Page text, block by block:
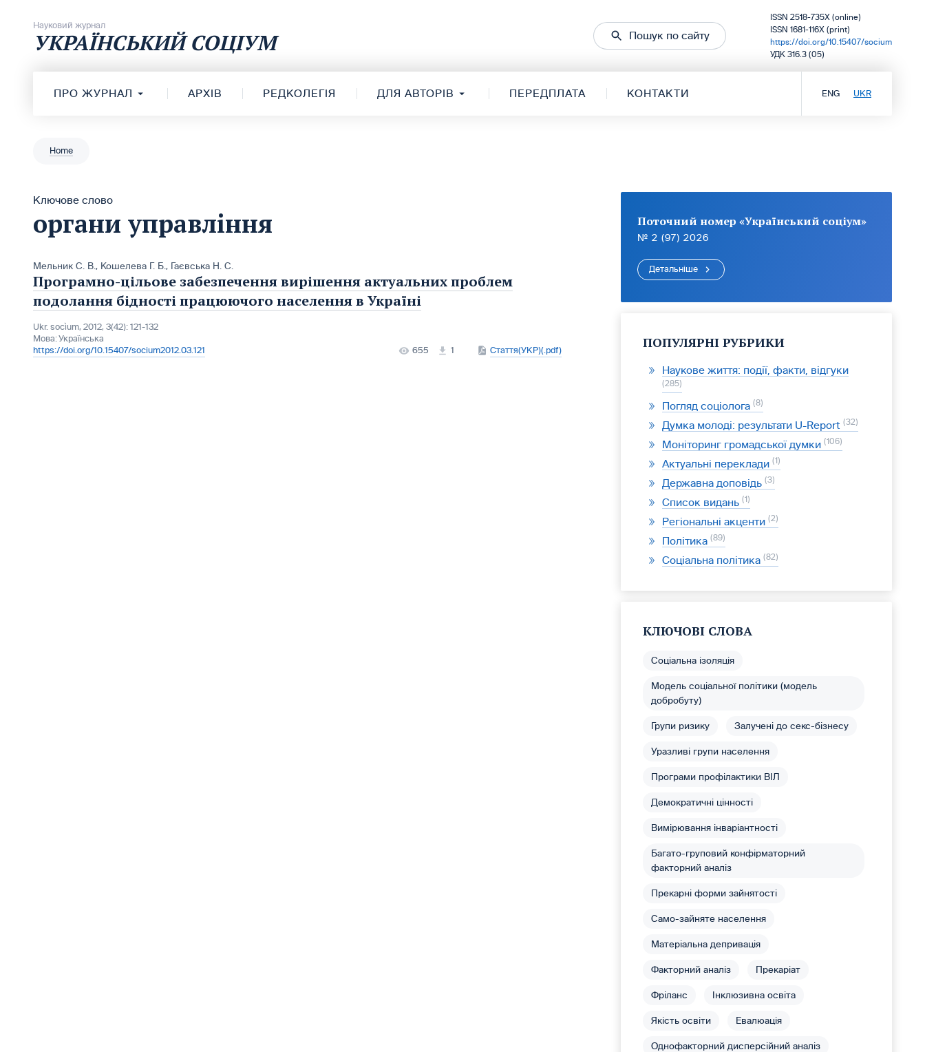
Науковий журнал
УКРАЇНСЬКИЙ СОЦІУМ Пошук по сайту
ISSN 2518-735X (online)
ISSN 1681-116X (print)
https://doi.org/10.15407/socium
УДК 316.3 (05)
ПРО ЖУРНАЛ АРХІВ РЕДКОЛЕГІЯ ДЛЯ АВТОРІВ ПЕРЕДПЛАТА КОНТАКТИ ENG UKR
Home
Ключове слово
органи управління
Мельник С. В., Кошелева Г. Б., Гаєвська Н. С.
Програмно-цільове забезпечення вирішення актуальних проблем
подолання бідності працюючого населення в Україні
Ukr. socìum, 2012, 3(42): 121-132
Мова:Українська
https://doi.org/10.15407/socium2012.03.121
655 1 Стаття(УКР)(.pdf)
Поточний номер «Український соціум»
№ 2 (97) 2026
Детальніше
ПОПУЛЯРНІ РУБРИКИ
Наукове життя: події, факти, відгуки
285
Погляд соціолога 8
Думка молоді: результати U-Report 32
Моніторинг громадської думки 106
Актуальні переклади 1
Державна доповідь 3
Список видань 1
Регіональні акценти 2
Політика 89
Соціальна політика 82
КЛЮЧОВІ СЛОВА
Соціальна ізоляція
Модель соціальної політики (модель
добробуту)
Групи ризику Залучені до секс-бізнесу
Уразливі групи населення
Програми профілактики ВІЛ
Демократичні цінності
Вимірювання інваріантності
Багато-груповий конфірматорний
факторний аналіз
Прекарні форми зайнятості
Само-зайняте населення
Матеріальна депривація
Факторний аналіз Прекаріат
Фріланс Інклюзивна освіта
Якість освіти Евалюація
Однофакторний дисперсійний аналіз